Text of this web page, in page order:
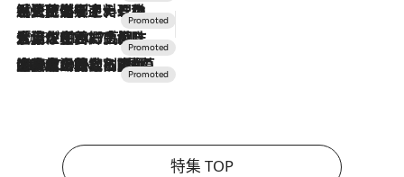
2026.7.24
【夏限定ディナーコース】旬を迎える稚鮎や花ズッキーニなどをイタリア・トスカーナの郷土料理の手法で満喫！
2026.7.17
「土佐和ハーブかき氷」がOMO7高知に登場！生姜、山椒、大葉など目にも舌にも涼を呼ぶ郷土の味
2026.7.10
NEW OPEN！【界 草津】名湯の地に誕生。趣の異なる2種の温泉と上州ならではの会席・蕎麦割烹など美食を味わう究極の癒やし旅
特集 TOP